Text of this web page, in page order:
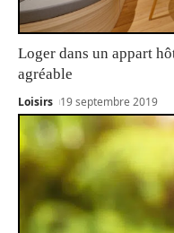
Loger dans un appart
agréable
Loisirs 19 septembre 2019